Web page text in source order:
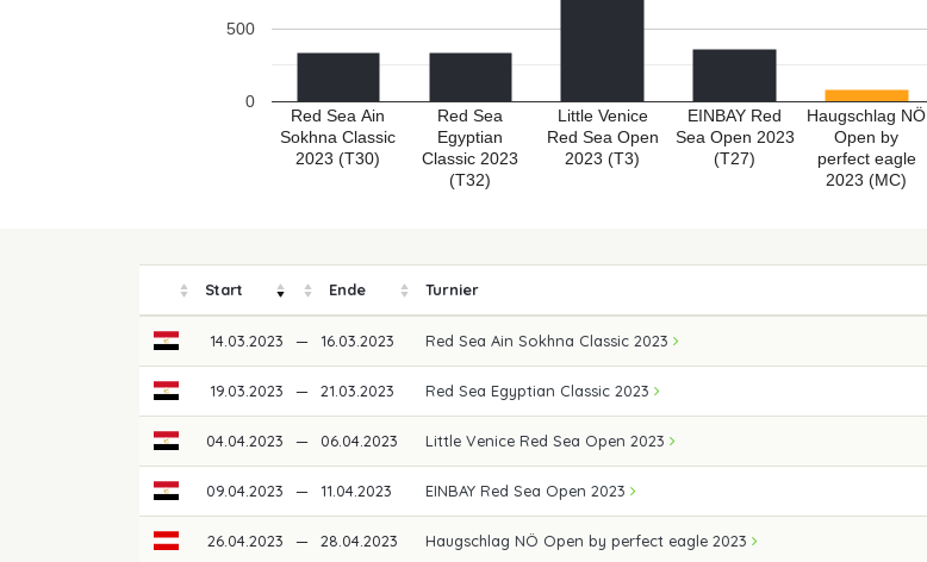
Red Sea Ain
Sokhna Classic
2023 (T30)
Red Sea
Egyptian
Classic 2023
(T32)
Little Venice
Red Sea Open
2023 (T3)
EINBAY Red
Sea Open 2023
(T27)
Haugschlag NÖ
Open by
perfect eagle
2023 (MC)
0
500
Start Ende Turnier
14.03.2023 — 16.03.2023 Red Sea Ain Sokhna Classic 2023
19.03.2023 — 21.03.2023 Red Sea Egyptian Classic 2023
04.04.2023 — 06.04.2023 Little Venice Red Sea Open 2023
09.04.2023 — 11.04.2023 EINBAY Red Sea Open 2023
26.04.2023 — 28.04.2023 Haugschlag NÖ Open by perfect eagle 2023